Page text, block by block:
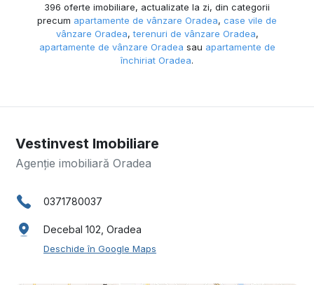
396 oferte imobiliare, actualizate la zi, din categorii
precum apartamente de vânzare Oradea, case vile de
vânzare Oradea,terenuri de vânzare Oradea,
apartamente de vânzare Oradea sau apartamente de
închiriat Oradea.
Vestinvest Imobiliare
Agenție imobiliară Oradea
0371780037
Decebal 102, Oradea
Deschide în Google Maps